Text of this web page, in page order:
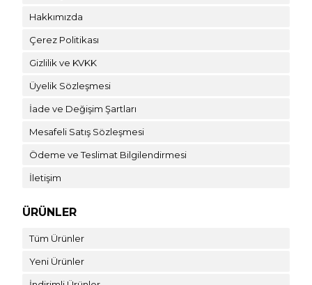
Hakkımızda
Çerez Politikası
Gizlilik ve KVKK
Üyelik Sözleşmesi
İade ve Değişim Şartları
Mesafeli Satış Sözleşmesi
Ödeme ve Teslimat Bilgilendirmesi
İletişim
ÜRÜNLER
Tüm Ürünler
Yeni Ürünler